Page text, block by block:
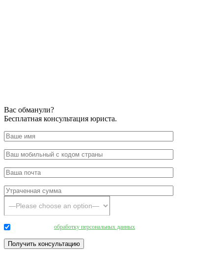
Вас обманули?
Бесплатная консультация юриста.
обработку персональных данных